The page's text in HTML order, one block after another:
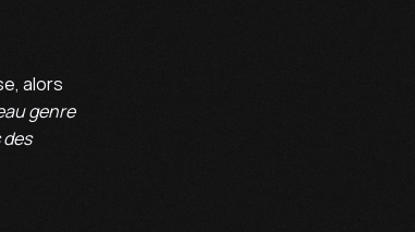
alors
genre